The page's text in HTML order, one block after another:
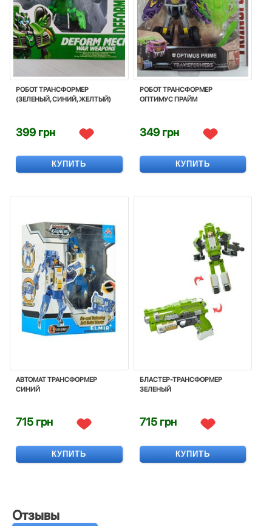
РОБОТ ТРАНСФОРМЕР
(ЗЕЛЕНЫЙ, СИНИЙ, ЖЕЛТЫЙ)
399 грн
КУПИТЬ
РОБОТ ТРАНСФОРМЕР
ОПТИМУС ПРАЙМ
349 грн
КУПИТЬ
АВТОМАТ ТРАНСФОРМЕР
СИНИЙ
715 грн
КУПИТЬ
БЛАСТЕР-ТРАНСФОРМЕР
ЗЕЛЕНЫЙ
715 грн
КУПИТЬ
Отзывы